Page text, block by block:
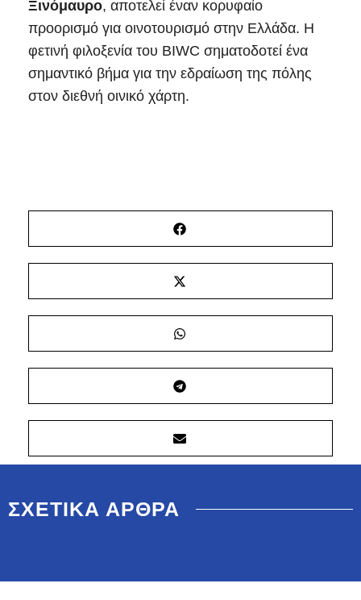
Ξινόμαυρο, αποτελεί έναν κορυφαίο
προορισμό για οινοτουρισμό στην Ελλάδα. Η
φετινή φιλοξενία του BIWC σηματοδοτεί ένα
σημαντικό βήμα για την εδραίωση της πόλης
στον διεθνή οινικό χάρτη.
ΣΧΕΤΙΚΑ ΑΡΘΡΑ